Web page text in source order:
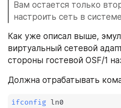
Вам остается только
настроить сеть в
Как уже описал выше,
виртуальный сетевой
стороны гостевой OSF/1
Должна отрабатывать
ifconfig ln0